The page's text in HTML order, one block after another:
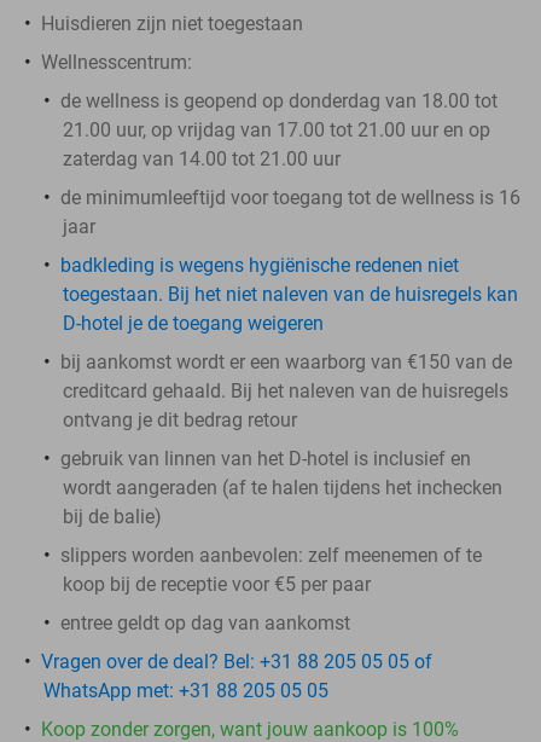
Huisdieren zijn niet toegestaan
Wellnesscentrum:
de wellness is geopend op donderdag van 18.00 tot
21.00 uur, op vrijdag van 17.00 tot 21.00 uur en op
zaterdag van 14.00 tot 21.00 uur
de minimumleeftijd voor toegang tot de wellness is 16
jaar
badkleding is wegens hygiënische redenen niet
toegestaan. Bij het niet naleven van de huisregels kan
D-hotel je de toegang weigeren
bij aankomst wordt er een waarborg van €150 van de
creditcard gehaald. Bij het naleven van de huisregels
ontvang je dit bedrag retour
gebruik van linnen van het D-hotel is inclusief en
wordt aangeraden (af te halen tijdens het inchecken
bij de balie)
slippers worden aanbevolen: zelf meenemen of te
koop bij de receptie voor €5 per paar
entree geldt op dag van aankomst
Vragen over de deal? Bel: +31 88 205 05 05 of
WhatsApp met: +31 88 205 05 05
Koop zonder zorgen, want jouw aankoop is 100%